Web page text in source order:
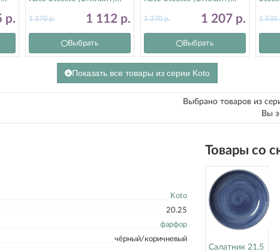
р. 1 112 р.
1 170р.
Выбрать
1 207 р.
1 270р.
Выбрать
1 530
Показать все товары из серии Koto
Выбрано товаров из
Вы
Koto
20.25
фарфор
чёрный/коричневый
Товары со
Салатник 21.5